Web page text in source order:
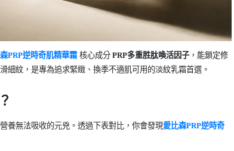
PRP逆時奇肌精華霜 核心成分 PRP多重胜肽喚活因子，能鎖定修
細紋，是專為追求緊緻、換季不適肌可用的淡紋乳霜首選。
養無法吸收的元兇。透過下表對比，你會發現愛比森PRP逆時奇